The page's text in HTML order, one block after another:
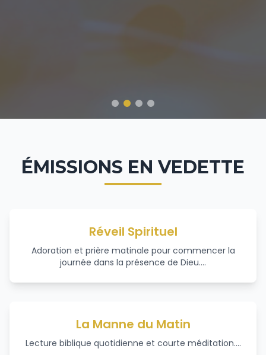
ÉMISSIONS EN VEDETTE
Réveil Spirituel
Adoration et prière matinale pour commencer la
journée dans la présence de Dieu....
La Manne du Matin
Lecture biblique quotidienne et courte méditation....